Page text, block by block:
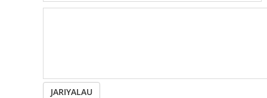
JARIYALAU